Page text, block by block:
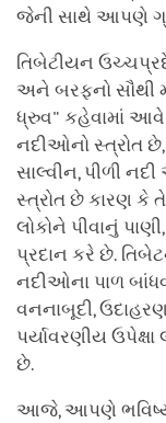
જેની સાથે આપણે
તિબેટીયન
અને બરફનો સૌથી
ધ્રુવ" કહેવામાં આવે
નદીઓનો સ્ત્રોત છે,
સાલ્વીન, પીળી
સ્ત્રોત છે કારણ
લોકોને પીવાનું
પ્રદાન કરે છે.
નદીઓના પાળ
વનનાબૂદી,
પર્યાવરણીય
છે.
આજે, આપણે ભવિષ્યને